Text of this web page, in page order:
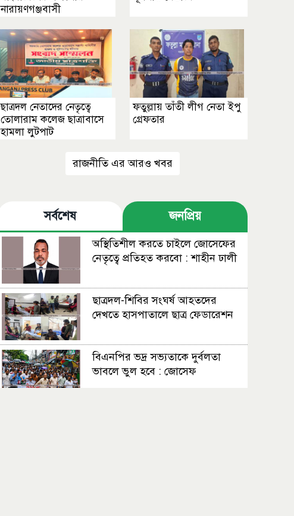
নারায়ণগঞ্জবাসী
ছাত্রদল নেতাদের নেতৃত্বে
তোলারাম কলেজ ছাত্রাবাসে
হামলা লুটপাট
ফতুল্লায় তাঁতী লীগ নেতা ইপু
গ্রেফতার
রাজনীতি এর আরও খবর
সর্বশেষ জনপ্রিয়
অস্থিতিশীল করতে চাইলে জোসেফের
নেতৃত্বে প্রতিহত করবো : শাহীন ঢালী
ছাত্রদল-শিবির সংঘর্ষ আহতদের
দেখতে হাসপাতালে ছাত্র ফেডারেশন
বিএনপির ভদ্র সভ্যতাকে দুর্বলতা
ভাবলে ভুল হবে : জোসেফ